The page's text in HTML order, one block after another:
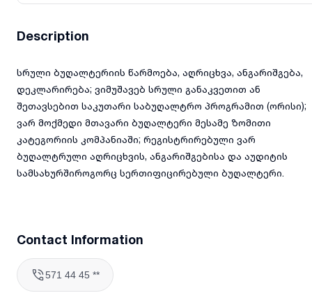
Description
სრული ბუღალტერიის წარმოება, აღრიცხვა, ანგარიშგება,
დეკლარირება; ვიმუშავებ სრული განაკვეთით ან
შეთავსებით საკუთარი საბუღალტრო პროგრამით (ორისი);
ვარ მოქმედი მთავარი ბუღალტერი მესამე ზომითი
კატეგორიის კომპანიაში; რეგისტრირებული ვარ
ბუღალტრული აღრიცხვის, ანგარიშგებისა და აუდიტის
სამსახურშიროგორც სერთიფიცირებული ბუღალტერი.
Contact Information
571 44 45 **